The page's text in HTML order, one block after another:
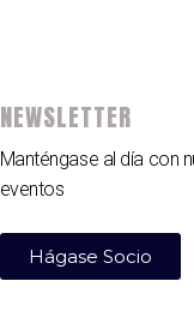
NEWSLETTER
Manténgase al día con
eventos
Hágase Socio